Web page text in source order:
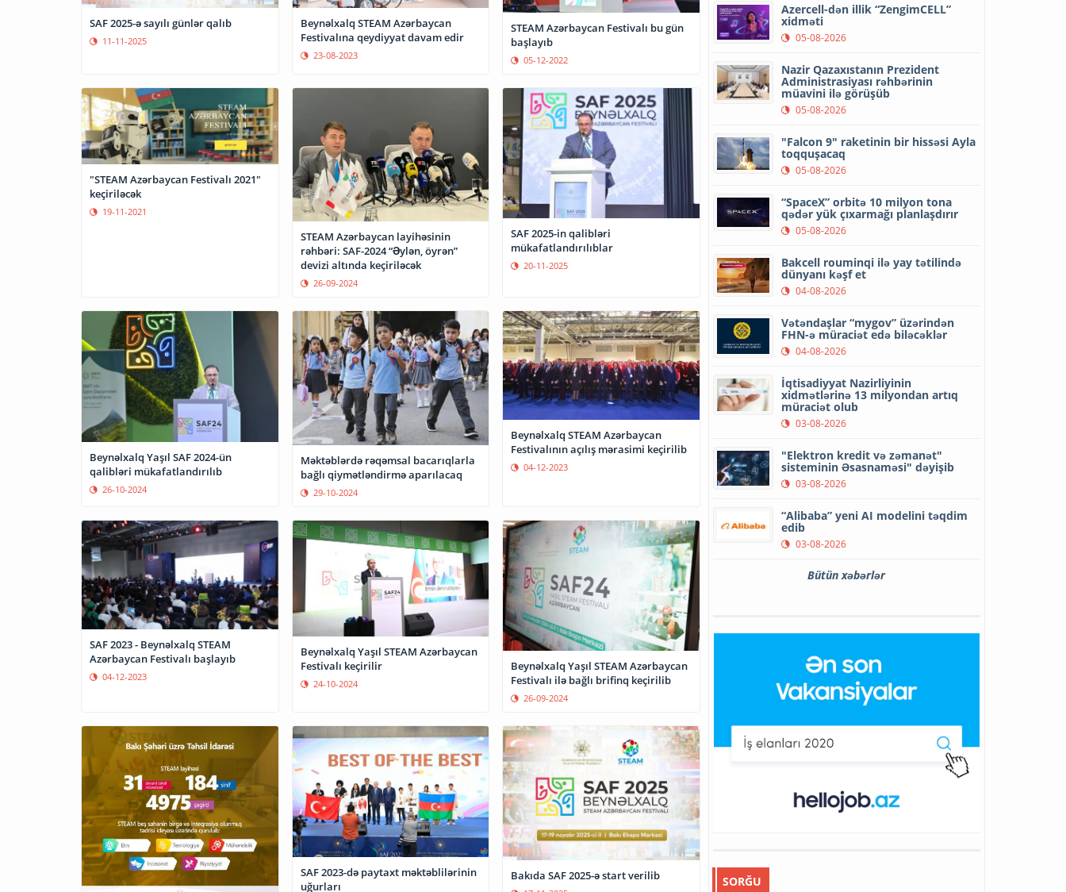
SAF 2025-ə sayılı günlər qalıb
11-11-2025
Beynəlxalq STEAM Azərbaycan
Festivalına qeydiyyat davam edir
23-08-2023
STEAM Azərbaycan Festivalı bu gün
başlayıb
05-12-2022
"STEAM Azərbaycan Festivalı 2021"
keçiriləcək
19-11-2021
STEAM Azərbaycan layihəsinin
rəhbəri: SAF-2024 “Əylən, öyrən”
devizi altında keçiriləcək
26-09-2024
SAF 2025-in qalibləri
mükafatlandırılıblar
20-11-2025
Beynəlxalq Yaşıl SAF 2024-ün
qalibləri mükafatlandırılıb
26-10-2024
Məktəblərdə rəqəmsal bacarıqlarla
bağlı qiymətləndirmə aparılacaq
29-10-2024
Beynəlxalq STEAM Azərbaycan
Festivalının açılış mərasimi keçirilib
04-12-2023
SAF 2023 - Beynəlxalq STEAM
Azərbaycan Festivalı başlayıb
04-12-2023
Beynəlxalq Yaşıl STEAM Azərbaycan
Festivalı keçirilir
24-10-2024
Beynəlxalq Yaşıl STEAM Azərbaycan
Festivalı ilə bağlı brifinq keçirilib
26-09-2024
SAF 2023-də paytaxt məktəblilərinin
uğurları
Bakıda SAF 2025-ə start verilib
Azercell-dən illik “ZengimCELL”
xidməti
05-08-2026
Nazir Qazaxıstanın Prezident
Administrasiyası rəhbərinin
müavini ilə görüşüb
05-08-2026
"Falcon 9" raketinin bir hissəsi Ayla
toqquşacaq
05-08-2026
“SpaceX” orbitə 10 milyon tona
qədər yük çıxarmağı planlaşdırır
05-08-2026
Bakcell rouminqi ilə yay tətilində
dünyanı kəşf et
04-08-2026
Vətəndaşlar “mygov” üzərindən
FHN-ə müraciət edə biləcəklər
04-08-2026
İqtisadiyyat Nazirliyinin
xidmətlərinə 13 milyondan artıq
müraciət olub
03-08-2026
"Elektron kredit və zəmanət"
sisteminin Əsasnaməsi" dəyişib
03-08-2026
“Alibaba” yeni AI modelini təqdim
edib
03-08-2026
Bütün xəbərlər
SORĞU